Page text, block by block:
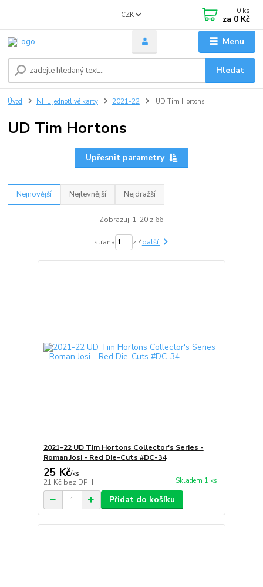
Menu
CZK
Hledat
0 ks
za 0 Kč
Úvod NHL jednotlivé karty 2021-22 UD Tim Hortons
UD Tim Hortons
Upřesnit parametry
Nejnovější Nejlevnější Nejdražší
Zobrazuji 1-20 z 66
strana z 4další
2021-22 UD Tim Hortons Collector's Series -
Roman Josi - Red Die-Cuts #DC-34
25 Kč/ks
21 Kč bez DPH Skladem 1 ks
Přidat do košíku